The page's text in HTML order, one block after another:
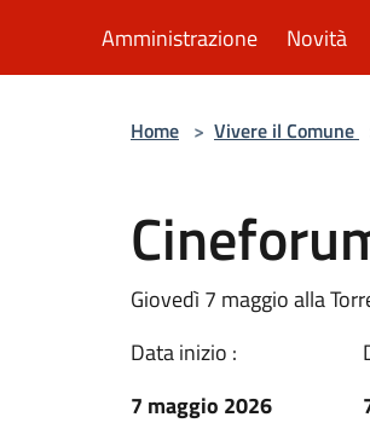
Amministrazione Novità
Home > Vivere il Comune
Giovedì 7 maggio alla
Data inizio :
7 maggio 2026